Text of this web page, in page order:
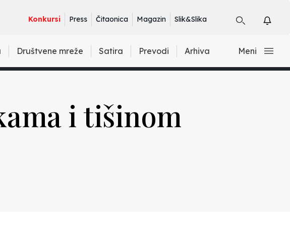
Konkursi Press Čitaonica Magazin Slik&Slika
Društvene mreže Satira Prevodi Arhiva Meni
i tišinom